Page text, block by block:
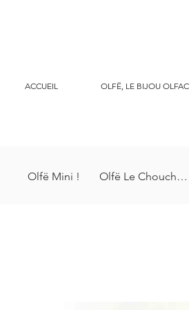
ACCUEIL OLFË, LE BIJOU
Olfë Mini ! Olfë Le Chouchou